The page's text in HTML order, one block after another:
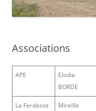
Associations
APE
Elodie
BORDE
La Ferdasse
Mireille